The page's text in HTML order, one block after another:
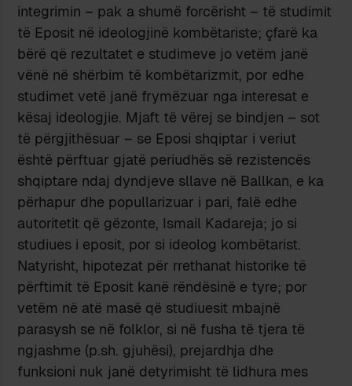
integrimin – pak a shumë forcërisht – të studimit
të Eposit në ideologjinë kombëtariste; çfarë ka
bërë që rezultatet e studimeve jo vetëm janë
vënë në shërbim të kombëtarizmit, por edhe
studimet vetë janë frymëzuar nga interesat e
kësaj ideologjie. Mjaft të vërej se bindjen – sot
të përgjithësuar – se Eposi shqiptar i veriut
është përftuar gjatë periudhës së rezistencës
shqiptare ndaj dyndjeve sllave në Ballkan, e ka
përhapur dhe popullarizuar i pari, falë edhe
autoritetit që gëzonte, Ismail Kadareja; jo si
studiues i eposit, por si ideolog kombëtarist.
Natyrisht, hipotezat për rrethanat historike të
përftimit të Eposit kanë rëndësinë e tyre; por
vetëm në atë masë që studiuesit mbajnë
parasysh se në folklor, si në fusha të tjera të
ngjashme (p.sh. gjuhësi), prejardhja dhe
funksioni nuk janë detyrimisht të lidhura mes